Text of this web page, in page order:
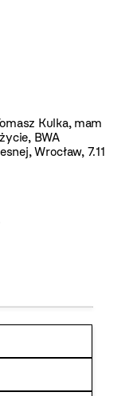
Kulka, mam
BWA
Wrocław, 7.11